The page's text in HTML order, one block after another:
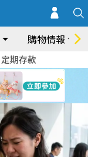
購物情報
定期存款